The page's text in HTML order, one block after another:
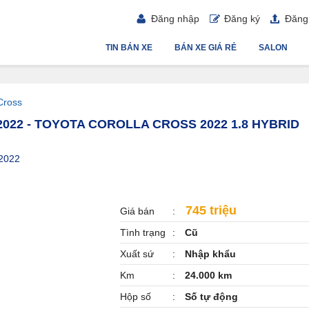
Đăng nhập Đăng ký
SALON
BÁN XE GIÁ RẺ
TIN BÁN XE
- TOYOTA COROLLA CROSS 2022 1.8 HYBRID
Giá bán 745 triệu
Tình trạng
Cũ
Xuất sứ
Nhập khẩu
Km
24.000 km
Hộp số
Số tự động